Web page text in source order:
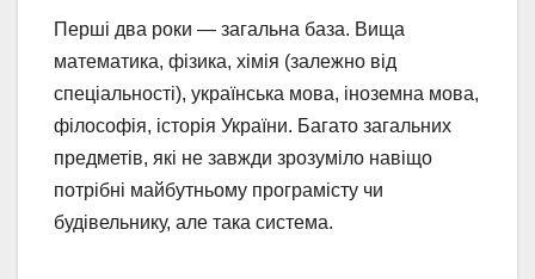
Перші два роки — загальна база. Вища
математика, фізика, хімія (залежно від
спеціальності), українська мова, іноземна мова,
філософія, історія України. Багато загальних
предметів, які не завжди зрозуміло навіщо
потрібні майбутньому програмісту чи
будівельнику, але така система.